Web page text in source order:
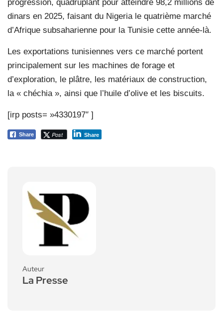
progression, quadruplant pour atteindre 98,2 millions de
dinars en 2025, faisant du Nigeria le quatrième marché
d’Afrique subsaharienne pour la Tunisie cette année-là.
Les exportations tunisiennes vers ce marché portent
principalement sur les machines de forage et
d’exploration, le plâtre, les matériaux de construction,
la « chéchia », ainsi que l’huile d’olive et les biscuits.
[irp posts= »4330197″ ]
Share Post Share
Auteur
La Presse